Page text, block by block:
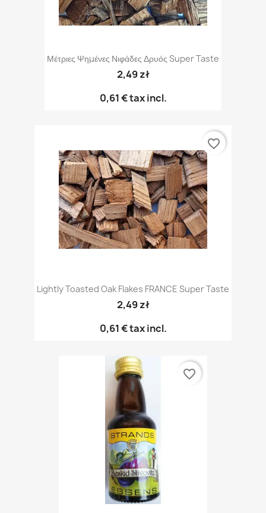
Μέτριες Ψημένες Νιφάδες Δρυός Super Taste
2,49 zł
0,61 €tax incl.
Lightly Toasted Oak Flakes FRANCE Super Taste
2,49 zł
0,61 €tax incl.
favorite_border
favorite_border